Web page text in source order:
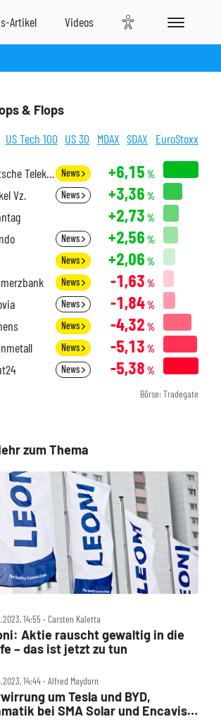
& Flops
US Tech 100 US 30 MDAX SDAX EuroStoxx
Deutsche Telekom News +6,15 %
Vz. News +3,36 %
+2,73 %
News +2,56 %
News +2,06 %
News -1,63 %
News -1,84%
News -4,32 %
News -5,13 %
News -5,38 %
Börse: Tradegate
zum Thema
14:55 ‧ Carsten Kaletta
Aktie rauscht gewaltig in die
– das ist jetzt zu tun
14:44 ‧ Alfred Maydorn
um Tesla und BYD,
bei SMA Solar und Encavis,